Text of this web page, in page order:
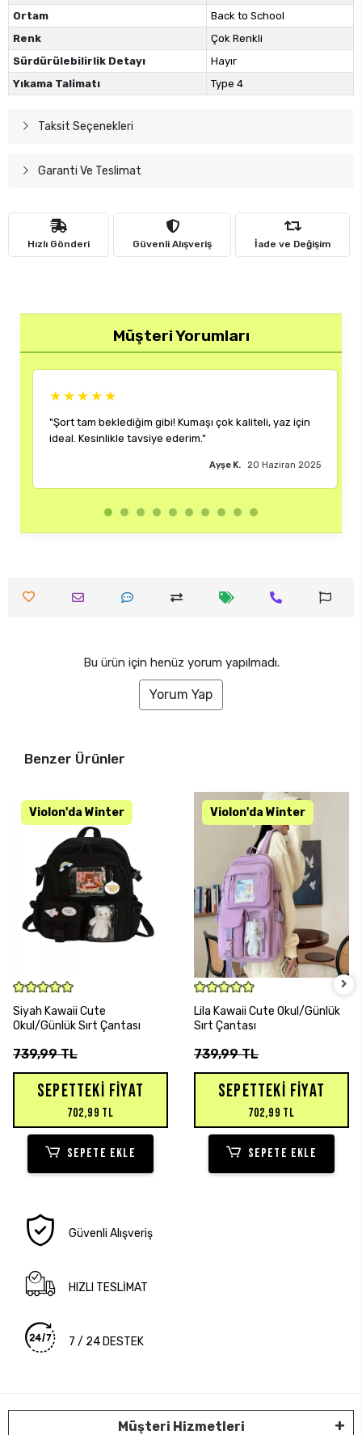
Ortam
Back to School
Renk
Çok Renkli
Sürdürülebilirlik Detayı
Hayır
Yıkama Talimatı
Type 4
Taksit Seçenekleri
Garanti Ve Teslimat
Hızlı Gönderi Güvenli Alışveriş İade ve Değişim
Müşteri Yorumları
★★★★★
"Şort tam beklediğim gibi! Kumaşı çok kaliteli, yaz için
ideal. Kesinlikle tavsiye ederim."
20 Haziran 2025
Bu ürün için henüz yorum yapılmadı.
Yorum Yap
Benzer Ürünler
Siyah Kawaii Cute
Okul/Günlük Sırt Çantası
739,99 TL
SEPETTEKI FIYAT
702,99 TL
SEPETE EKLE
Lila Kawaii Cute Okul/Günlük
Sırt Çantası
739,99 TL
SEPETTEKI FIYAT
702,99 TL
SEPETE EKLE
Güvenli Alışveriş
HIZLI TESLİMAT
7 / 24 DESTEK
Müşteri Hizmetleri